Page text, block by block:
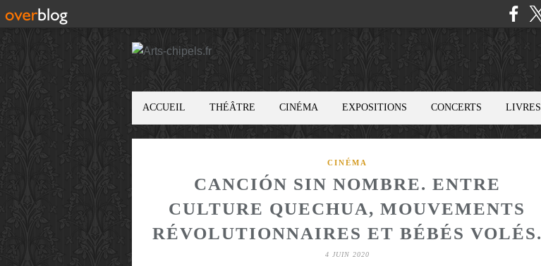
ACCUEIL THÉÂTRE CINÉMA EXPOSITIONS CONCERTS LIVRES
CINÉMA
CANCIÓN SIN NOMBRE. ENTRE
CULTURE QUECHUA, MOUVEMENTS
RÉVOLUTIONNAIRES ET BÉBÉS VOLÉS.
4 JUIN 2020